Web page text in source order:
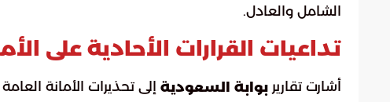
الشامل والعادل.
تداعيات القرارات الأحادية على
أشارت تقارير بوابة السعودية إلى تحذيرات الأمانة